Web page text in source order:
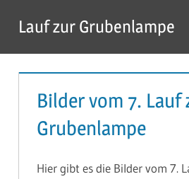
Inhalt
springen
Lauf zur Grubenlampe
Bilder vom 7. Lauf
Grubenlampe
Hier gibt es die Bilder vom 7.